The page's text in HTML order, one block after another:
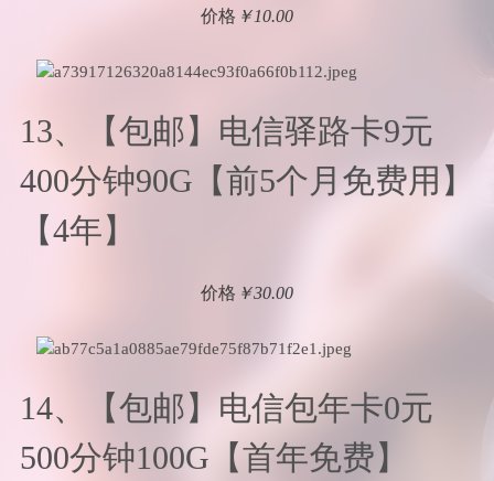
价格 ￥10.00
13、【包邮】电信驿路卡9元
400分钟90G【前5个月免费用】
【4年】
价格 ￥30.00
14、【包邮】电信包年卡0元
500分钟100G【首年免费】